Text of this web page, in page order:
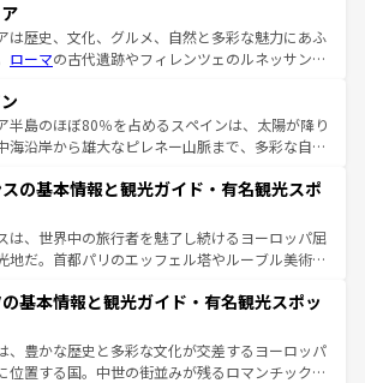
は歴史、文化、グルメ、自然と多彩な魅力にあふ
ローマの古代遺跡やフィレンツェのルネッサンス
スカーナの美しい田園風景やアマルフィ海岸の絶
自然景観も見逃せない。観光の合間には、本場の
スタなど、絶品のイタリア料理を堪能することも
れるイタリアで、忘れられない旅をしてみよう！
着のイタリア情報は
半島のほぼ80％を占めるスペインは、太陽が降り
海沿岸から雄大なピレネー山脈まで、多彩な自然
付くこの国では、情熱的なフラメンコ、熱気あふ
、そして美味しいタパスが生活の一部となってい
マドリードの洗練された雰囲気や、バルセロナの
溢れた街角から、地方では古代ローマ遺跡や中世
方によって風土や気候が異なるスペインはその個
一覧 を参照してほしい。
の基本情報と観光ガイド・有名観光スポ
は、世界中の旅行者を魅了し続けるヨーロッパ屈
地だ。首都パリのエッフェル塔やルーブル美術館
い魅力が詰まっている。華麗な宮殿、歴史的な大
しいビーチ、そして豊かな自然が、訪れる者を心
する。また、フランスは美食の国としても知ら
ンス料理はユネスコ無形文化遺産にも登録されて
の基本情報と観光ガイド・有名観光スポッ
、豊かな歴史と多彩な文化が交差するヨーロッパ
位置する国。中世の街並みが残るロマンチック街